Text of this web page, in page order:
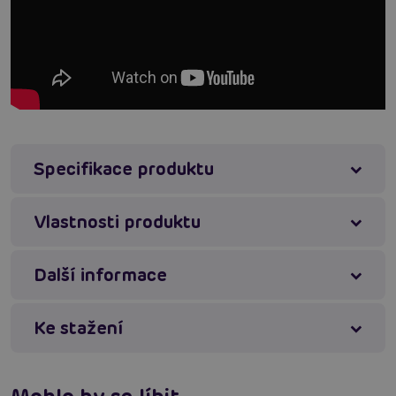
Zapínání:
zadní zip po celé délce
Tyto šaty jsou ideální pro erotické večery, BDSM
prádla.
#vinyl dress #poutací kroužek
Máte dotaz k produktu?
Specifikace produktu
Vlastnosti produktu
Další informace
Ke stažení